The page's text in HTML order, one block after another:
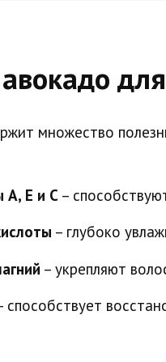
множество
E и C –
– глубоко
– укрепляют
способствует